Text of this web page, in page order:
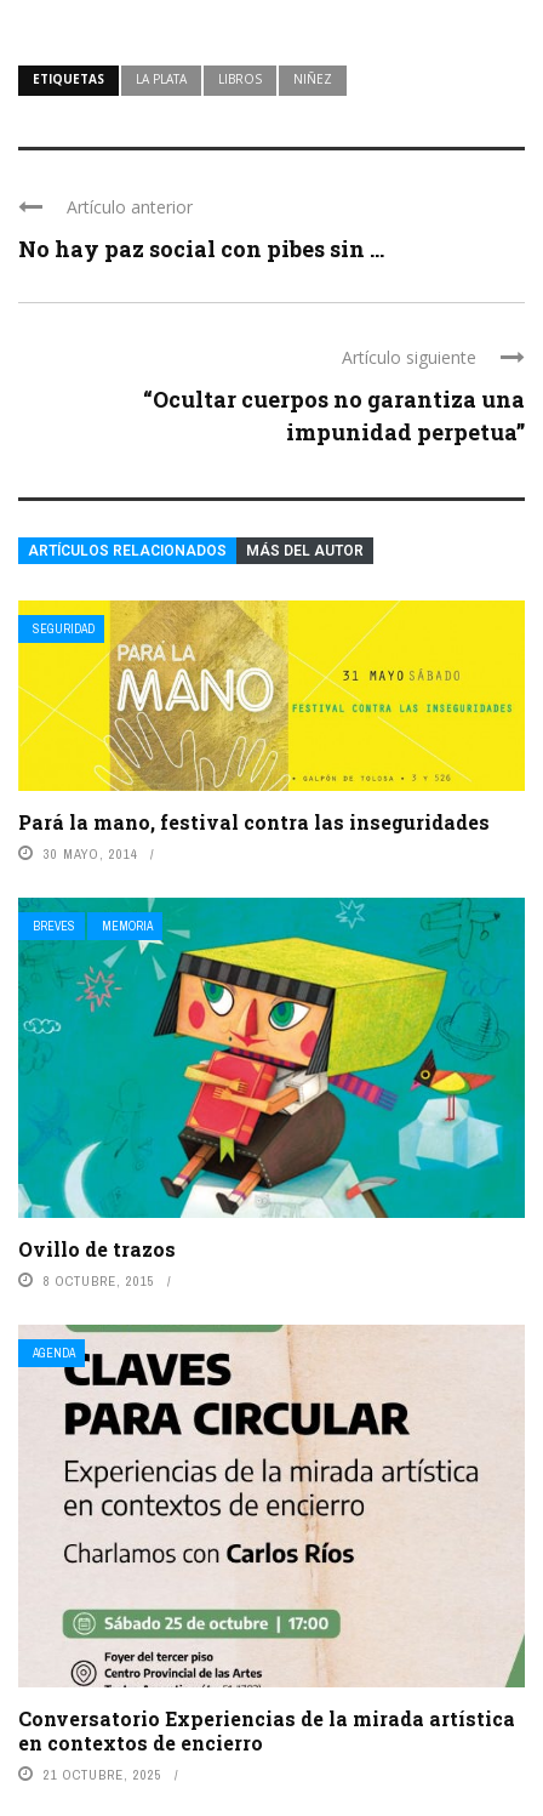
ETIQUETAS LA PLATA LIBROS NIÑEZ
Artículo anterior
No hay paz social con pibes sin ...
Artículo siguiente
“Ocultar cuerpos no garantiza una
impunidad perpetua”
ARTÍCULOS RELACIONADOS MÁS DEL AUTOR
SEGURIDAD
Pará la mano, festival contra las inseguridades
30 MAYO, 2014
BREVES MEMORIA
Ovillo de trazos
8 OCTUBRE, 2015
AGENDA
Conversatorio Experiencias de la mirada artística
en contextos de encierro
21 OCTUBRE, 2025